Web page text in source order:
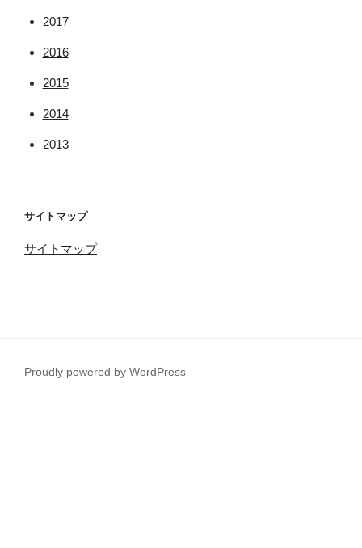
2017
2016
2015
2014
2013
サイトマップ
サイトマップ
Proudly powered by WordPress